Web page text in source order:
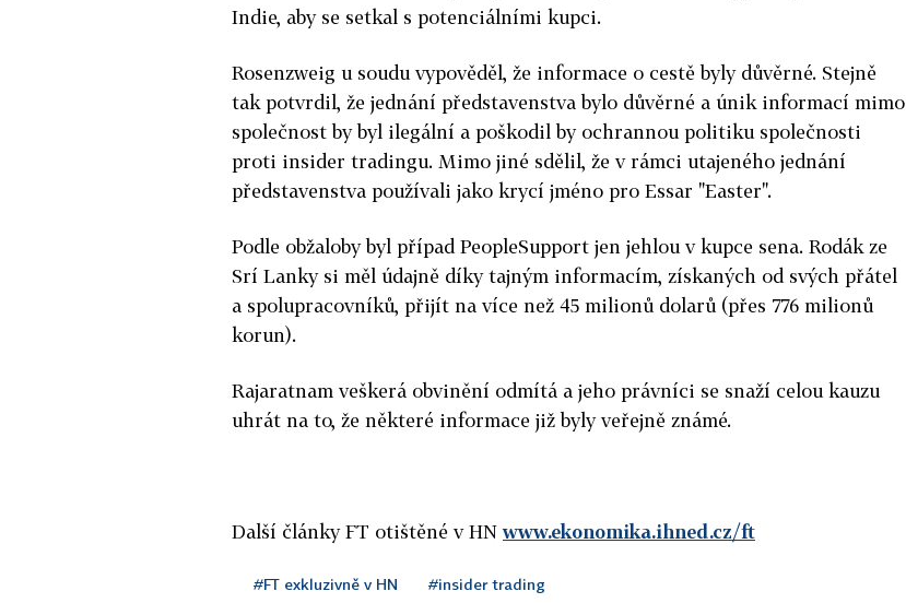
Indie, aby se setkal s potenciálními kupci.
Rosenzweig u soudu vypověděl, že informace o cestě byly důvěrné. Stejně
tak potvrdil, že jednání představenstva bylo důvěrné a únik informací mimo
společnost by byl ilegální a poškodil by ochrannou politiku společnosti
proti insider tradingu. Mimo jiné sdělil, že v rámci utajeného jednání
představenstva používali jako krycí jméno pro Essar "Easter".
Podle obžaloby byl případ PeopleSupport jen jehlou v kupce sena. Rodák ze
Srí Lanky si měl údajně díky tajným informacím, získaných od svých přátel
a spolupracovníků, přijít na více než 45 milionů dolarů (přes 776 milionů
korun).
Rajaratnam veškerá obvinění odmítá a jeho právníci se snaží celou kauzu
uhrát na to, že některé informace již byly veřejně známé.
Další články FT otištěné v HNwww.ekonomika.ihned.cz/ft
#FT exkluzivně v HN #insider trading